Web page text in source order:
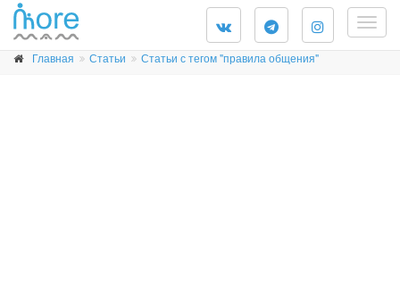
Главная Статьи Статьи с тегом "правила общения"